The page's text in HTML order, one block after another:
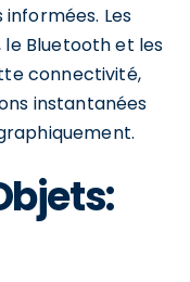
Les
le Bluetooth et les
connectivité,
instantanées